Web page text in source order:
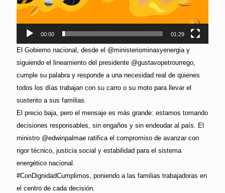
00:00 01:29
El Gobierno nacional, desde el @ministeriominasyenergia y
siguiendo el lineamiento del presidente @gustavopetrourrego,
cumple su palabra y responde a una necesidad real de quienes
todos los días trabajan con su carro o su moto para llevar el
sustento a sus familias.
El precio baja, pero el mensaje es más grande: estamos tomando
decisiones responsables, sin engaños y sin endeudar al país. El
ministro @edwinpalmae ratifica el compromiso de avanzar con
rigor técnico, justicia social y estabilidad para el sistema
energético nacional.
#ConDignidadCumplimos, poniendo a las familias trabajadoras en
el centro de cada decisión.